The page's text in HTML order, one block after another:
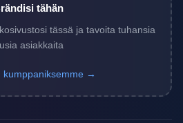
tähän
tässä ja tavoita tuhansia
asiakkaita
kumppaniksemme →